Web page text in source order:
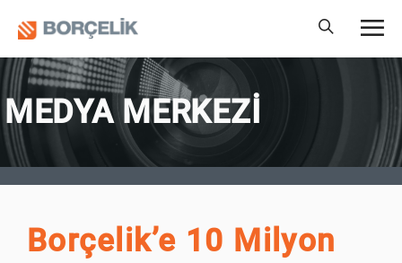
MEDYA MERKEZİ
Borçelik’e 10 Milyon